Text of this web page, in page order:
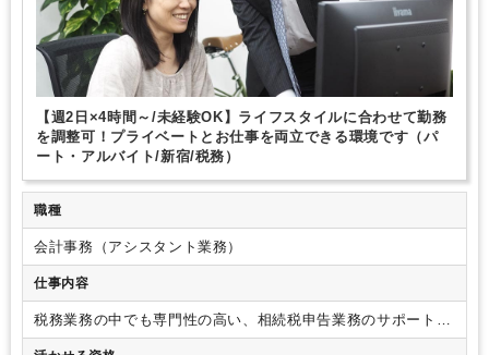
駅から徒歩5分以内 ベンチャー企業 オフィスカジュアルOK フリーアドレス
Wワーク可能（副業禁止規定なし） ルーティンワークがメイン
業務手順等のOJT 土日祝休み 平日休みあり 完全週休2日制
EXCELのスキルが活かせる 弥生会計 TKC
【週2日×4時間～/未経験OK】ライフスタイルに合わせて勤務
を調整可！プライベートとお仕事を両立できる環境です（パ
ート・アルバイト/新宿/税務）
職種
会計事務（アシスタント業務）
仕事内容
税務業務の中でも専門性の高い、相続税申告業務のサポートが
中心となります。 【具体的な業務内容】・簡単なワード・エ